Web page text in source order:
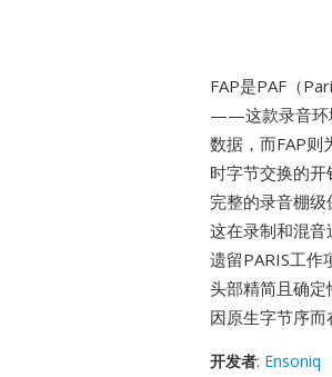
FAP是PAF（
——这款录音环
数据，而FAP则
时字节交换的
完整的录音棚
这在录制和混音
遗留PARIS工作
头部精简且确定
因原生字节序
开发者: Ensoniq